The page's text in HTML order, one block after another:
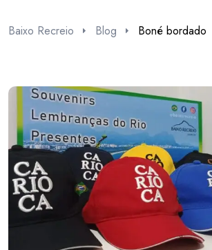
Baixo Recreio Blog Boné bordado